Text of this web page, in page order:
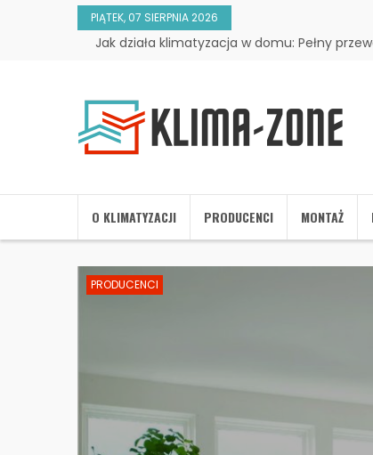
PIĄTEK, 07 SIERPNIA 2026
Jak działa klimatyzacja w domu: Pełny
O KLIMATYZACJI PRODUCENCI MONTAŻ
PRODUCENCI